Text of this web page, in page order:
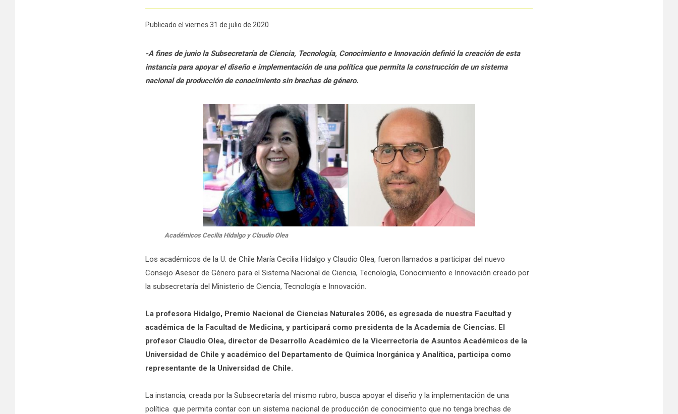
Publicado el viernes 31 de julio de 2020
-A fines de junio la Subsecretaría de Ciencia, Tecnología, Conocimiento e Innovación definió la creación de esta
instancia para apoyar el diseño e implementación de una política que permita la construcción de un sistema
nacional de producción de conocimiento sin brechas de género.
Académicos Cecilia Hidalgo y Claudio Olea
Los académicos de la U. de Chile María Cecilia Hidalgo y Claudio Olea, fueron llamados a participar del nuevo
Consejo Asesor de Género para el Sistema Nacional de Ciencia, Tecnología, Conocimiento e Innovación creado por
la subsecretaría del Ministerio de Ciencia, Tecnología e Innovación.
La profesora Hidalgo, Premio Nacional de Ciencias Naturales 2006, es egresada de nuestra Facultad y
académica de la Facultad de Medicina, y participará como presidenta de la Academia de Ciencias. El
profesor Claudio Olea, director de Desarrollo Académico de la Vicerrectoría de Asuntos Académicos de la
Universidad de Chile y académico del Departamento de Química Inorgánica y Analítica, participa como
representante de la Universidad de Chile.
La instancia, creada por la Subsecretaría del mismo rubro, busca apoyar el diseño y la implementación de una
política que permita contar con un sistema nacional de producción de conocimiento que no tenga brechas de